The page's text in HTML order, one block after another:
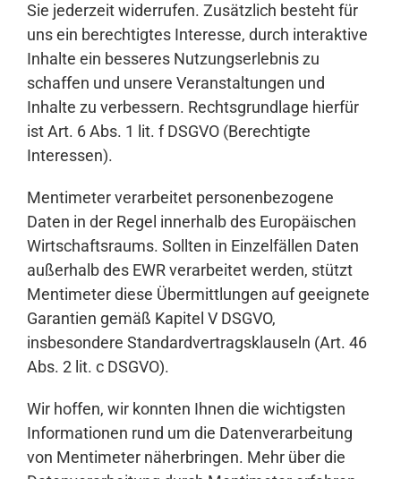
Sie jederzeit widerrufen. Zusätzlich besteht für
uns ein berechtigtes Interesse, durch interaktive
Inhalte ein besseres Nutzungserlebnis zu
schaffen und unsere Veranstaltungen und
Inhalte zu verbessern. Rechtsgrundlage hierfür
ist Art. 6 Abs. 1 lit. f DSGVO (Berechtigte
Interessen).
Mentimeter verarbeitet personenbezogene
Daten in der Regel innerhalb des Europäischen
Wirtschaftsraums. Sollten in Einzelfällen Daten
außerhalb des EWR verarbeitet werden, stützt
Mentimeter diese Übermittlungen auf geeignete
Garantien gemäß Kapitel V DSGVO,
insbesondere Standardvertragsklauseln (Art. 46
Abs. 2 lit. c DSGVO).
Wir hoffen, wir konnten Ihnen die wichtigsten
Informationen rund um die Datenverarbeitung
von Mentimeter näherbringen. Mehr über die